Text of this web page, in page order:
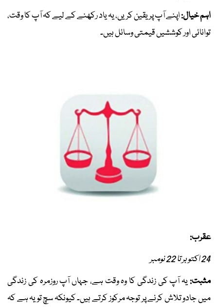
اہم خیال:اپنے آپ پر یقین کریں، یہ یاد رکھنے کے لیے کہ آپ کا وقت،
توانائی اور کوششیں قیمتی وسائل ہیں۔
عقرب:
24 اکتوبر تا 22 نومبر
مثبت:یہ آپ کی زندگی کا وہ وقت ہے، جہاں آپ روزمرہ کی زندگی
میں جادو تلاش کرنے پر توجہ مرکوز کرتے ہیں۔ کیونکہ سچ تو یہ ہے کہ